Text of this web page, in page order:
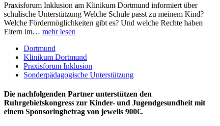
Praxisforum Inklusion am Klinikum Dortmund informiert über
schulische Unterstützung Welche Schule passt zu meinem Kind?
Welche Fördermöglichkeiten gibt es? Und welche Rechte haben
Eltern im… mehr lesen
Dortmund
Klinikum Dortmund
Praxisforum Inklusion
Sonderpädagogische Unterstützung
Die nachfolgenden Partner unterstützen den
Ruhrgebietskongress zur Kinder- und Jugendgesundheit mit
einem Sponsoringbetrag von jeweils 900€.